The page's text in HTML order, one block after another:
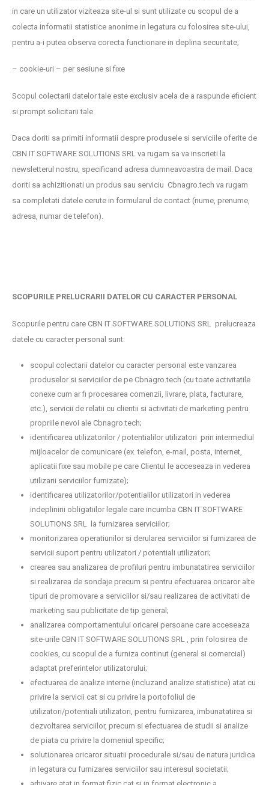
in care un utilizator viziteaza site-ul si sunt utilizate cu scopul de a
colecta informatii statistice anonime in legatura cu folosirea site-ului,
pentru a-i putea observa corecta functionare in deplina securitate;
– cookie-uri – per sesiune si fixe
Scopul colectarii datelor tale este exclusiv acela de a raspunde eficient
si prompt solicitarii tale
Daca doriti sa primiti informatii despre produsele si serviciile oferite de
CBN IT SOFTWARE SOLUTIONS SRL va rugam sa va inscrieti la
newsletterul nostru, specificand adresa dumneavoastra de mail. Daca
doriti sa achizitionati un produs sau serviciu Cbnagro.tech va rugam
sa completati datele cerute in formularul de contact (nume, prenume,
adresa, numar de telefon).
SCOPURILE PRELUCRARII DATELOR CU CARACTER PERSONAL
Scopurile pentru care CBN IT SOFTWARE SOLUTIONS SRL prelucreaza
datele cu caracter personal sunt:
scopul colectarii datelor cu caracter personal este vanzarea
produselor si serviciilor de pe Cbnagro.tech (cu toate activitatile
conexe cum ar fi procesarea comenzii, livrare, plata, facturare,
etc.), servicii de relatii cu clientii si activitati de marketing pentru
propriile nevoi ale Cbnagro.tech;
identificarea utilizatorilor / potentialilor utilizatori prin intermediul
mijloacelor de comunicare (ex. telefon, e-mail, posta, internet,
aplicatii fixe sau mobile pe care Clientul le acceseaza in vederea
utilizarii serviciilor furnizate);
identificarea utilizatorilor/potentialilor utilizatori in vederea
indeplinirii obligatiilor legale care incumba CBN IT SOFTWARE
SOLUTIONS SRL la furnizarea serviciilor;
monitorizarea operatiunilor si derularea serviciilor si furnizarea de
servicii suport pentru utilizatori / potentiali utilizatori;
crearea sau analizarea de profiluri pentru imbunatatirea serviciilor
si realizarea de sondaje precum si pentru efectuarea oricaror alte
tipuri de promovare a serviciilor si/sau realizarea de activitati de
marketing sau publicitate de tip general;
analizarea comportamentului oricarei persoane care acceseaza
site-urile CBN IT SOFTWARE SOLUTIONS SRL , prin folosirea de
cookies, cu scopul de a furniza continut (general si comercial)
adaptat preferintelor utilizatorului;
efectuarea de analize interne (incluzand analize statistice) atat cu
privire la servicii cat si cu privire la portofoliul de
utilizatori/potentiali utilizatori, pentru furnizarea, imbunatatirea si
dezvoltarea serviciilor, precum si efectuarea de studii si analize
de piata cu privire la domeniul specific;
solutionarea oricaror situatii procedurale si/sau de natura juridica
in legatura cu furnizarea serviciilor sau interesul societatii;